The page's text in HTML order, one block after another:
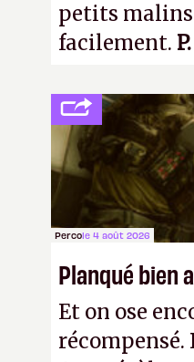
petits malins
facilement. P.
Percole 4 août 2026
Planqué bien
Et on ose